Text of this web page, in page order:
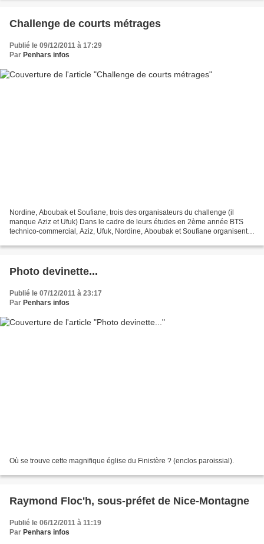
Challenge de courts métrages
Publié le 09/12/2011 à 17:29
Par Penhars infos
Nordine, Aboubak et Soufiane, trois des organisateurs du challenge (il
manque Aziz et Ufuk) Dans le cadre de leurs études en 2ème année BTS
technico-commercial, Aziz, Ufuk, Nordine, Aboubak et Soufiane organisent
Photo devinette...
Publié le 07/12/2011 à 23:17
Par Penhars infos
Où se trouve cette magnifique église du Finistère ? (enclos paroissial).
Raymond Floc'h, sous-préfet de Nice-Montagne
Publié le 06/12/2011 à 11:19
Par Penhars infos